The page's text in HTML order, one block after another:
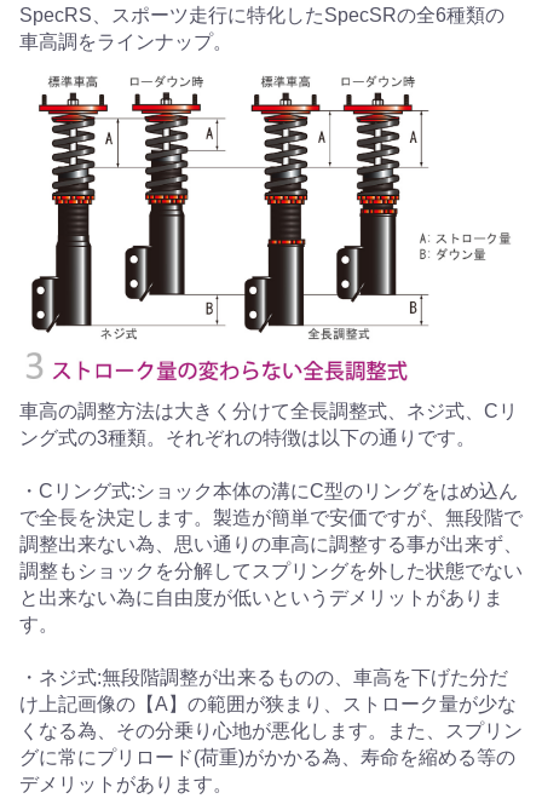
SpecRS、スポーツ走行に特化したSpecSRの全6種類の
車高調をラインナップ。
車高の調整方法は大きく分けて全長調整式、ネジ式、Cリ
ング式の3種類。それぞれの特徴は以下の通りです。
・Cリング式:ショック本体の溝にC型のリングをはめ込ん
で全長を決定します。製造が簡単で安価ですが、無段階で
調整出来ない為、思い通りの車高に調整する事が出来ず、
調整もショックを分解してスプリングを外した状態でない
と出来ない為に自由度が低いというデメリットがありま
す。
・ネジ式:無段階調整が出来るものの、車高を下げた分だ
け上記画像の【A】の範囲が狭まり、ストローク量が少な
くなる為、その分乗り心地が悪化します。また、スプリン
グに常にプリロード(荷重)がかかる為、寿命を縮める等の
デメリットがあります。